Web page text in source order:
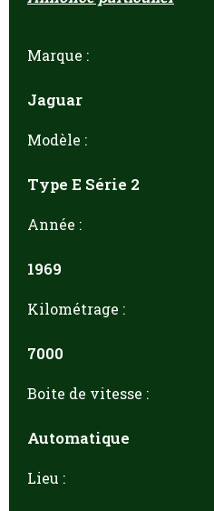
Marque :
Jaguar
Modèle :
Type E Série 2
Année :
1969
Kilométrage :
7000
Boite de vitesse :
Automatique
Lieu :